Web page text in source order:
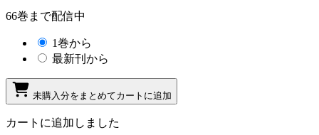
66巻まで配信中
1巻から
最新刊から
未購入分をまとめてカートに追加
カートに追加しました